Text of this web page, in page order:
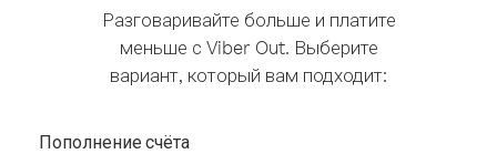
Разговаривайте больше и платите
меньше с Viber Out. Выберите
вариант, который вам подходит:
Пополнение счёта